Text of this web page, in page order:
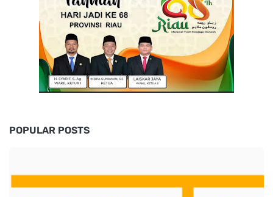
POPULAR POSTS